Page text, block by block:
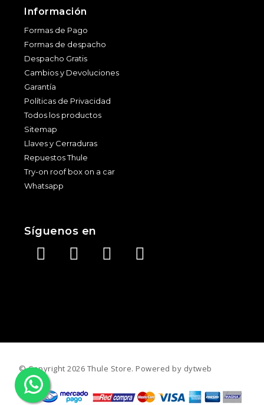
Información
Formas de Pago
Formas de despacho
Despacho Gratis
Cambios y Devoluciones
Garantía
Políticas de Privacidad
Todos los productos
Sitemap
Llaves y Cerraduras
Repuestos Thule
Try-on roof box on a car
Whatsapp
Síguenos en
©️ Copyright 2026 Thule Store. Powered by dytweb